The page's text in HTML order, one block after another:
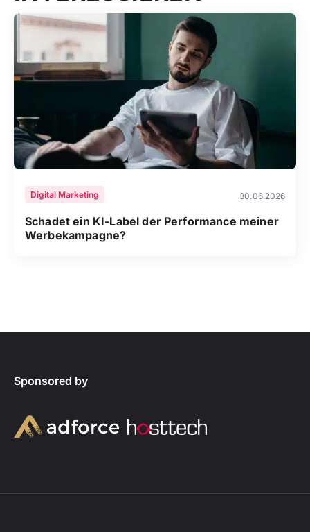
Digital Marketing 30.06.2026
Schadet ein KI-Label der Performance meiner
Werbekampagne?
Sponsored by